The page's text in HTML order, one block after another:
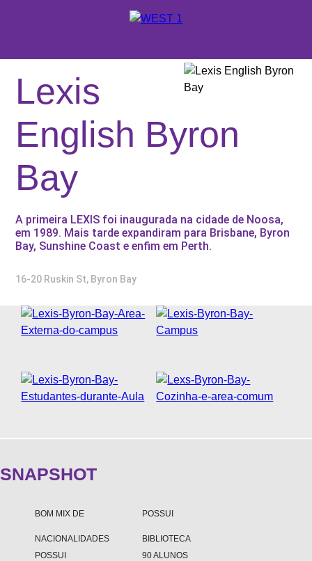
ORÇAMENTO
ONDE ESTUDAR
SUPORTE WEST 1
ESCOLAS E CURSOS
PROMOÇÕES
CONSULTORES EDUCACIONAIS
SOBRE A WEST 1
FAQS
WEST 1 TV
OUVIDORIA
DEPOIMENTOS
Lexis
English Byron
Bay
A primeira LEXIS foi inaugurada na cidade de Noosa,
em 1989. Mais tarde expandiram para Brisbane, Byron
Bay, Sunshine Coast e enfim em Perth.
16-20 Ruskin St, Byron Bay
SNAPSHOT
BOM MIX DE
NACIONALIDADES
POSSUI
BIBLIOTECA
POSSUI
90 ALUNOS